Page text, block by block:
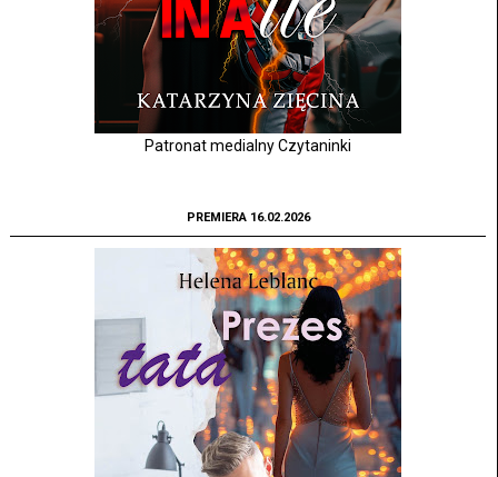
Patronat medialny Czytaninki
PREMIERA 16.02.2026